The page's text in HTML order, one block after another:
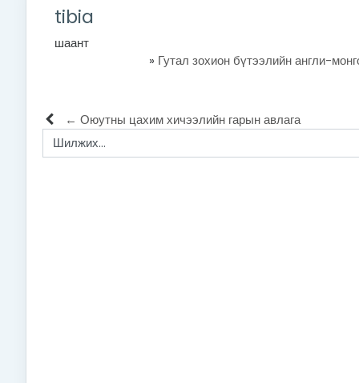
tibia
шаант
» Гутал зохион бүтээлийн англи-
← Оюутны цахим хичээлийн гарын авлага
Шилжих...